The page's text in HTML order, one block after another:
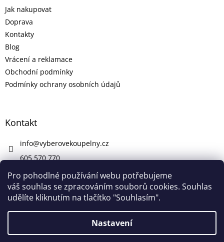
Pro pohodlné používání webu potřebujeme
váš souhlas se zpracováním souborů cookies. Souhlas
udělíte kliknutím na tlačítko "Souhlasím".
Nastavení
Jak nakupovat
Doprava
Kontakty
Blog
Vrácení a reklamace
Obchodní podmínky
Podmínky ochrany osobních údajů
Kontakt
info@vyberovekoupelny.cz
605 570 770
https://www.facebook.com/vyberovekoupelny/